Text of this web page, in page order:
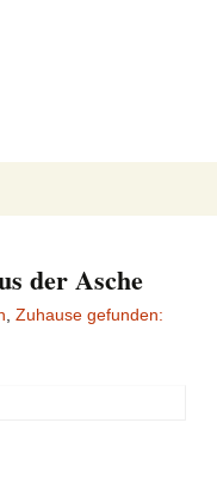
im
der Asche
Zuhause gefunden: